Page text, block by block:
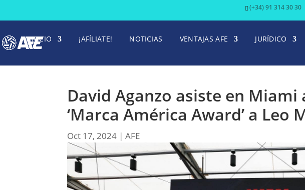
(+34) 91 314 30 30
INICIO ¡AFÍLIATE! NOTICIAS VENTAJAS AFE JURÍDICO
David Aganzo asiste en Miami
‘Marca América Award’ a Leo
Oct 17, 2024 |AFE